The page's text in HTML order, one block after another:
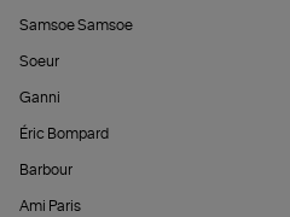
Samsoe Samsoe
Soeur
Ganni
Éric Bompard
Barbour
Ami Paris